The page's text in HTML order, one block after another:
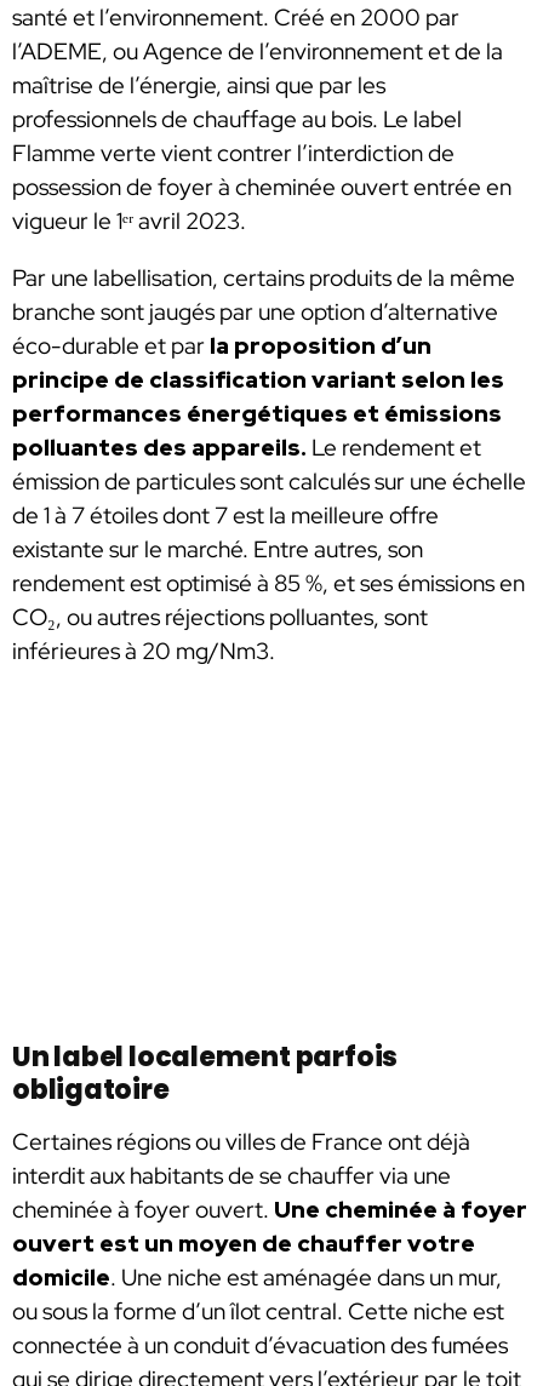
santé et l’environnement. Créé en 2000 par
l’ADEME, ou Agence de l’environnement et de la
maîtrise de l’énergie, ainsi que par les
professionnels de chauffage au bois. Le label
Flamme verte vient contrer l’interdiction de
possession de foyer à cheminée ouvert entrée en
vigueur le 1ᵉʳ avril 2023.
Par une labellisation, certains produits de la même
branche sont jaugés par une option d’alternative
éco-durable et par la proposition d’un
principe de classification variant selon les
performances énergétiques et émissions
polluantes des appareils. Le rendement et
émission de particules sont calculés sur une échelle
de 1 à 7 étoiles dont 7 est la meilleure offre
existante sur le marché. Entre autres, son
rendement est optimisé à 85 %, et ses émissions en
CO₂, ou autres réjections polluantes, sont
inférieures à 20 mg/Nm3.
Un label localement parfois
obligatoire
Certaines régions ou villes de France ont déjà
interdit aux habitants de se chauffer via une
cheminée à foyer ouvert. Une cheminée à foyer
ouvert est un moyen de chauffer votre
domicile. Une niche est aménagée dans un mur,
ou sous la forme d’un îlot central. Cette niche est
connectée à un conduit d’évacuation des fumées
qui se dirige directement vers l’extérieur par le toit